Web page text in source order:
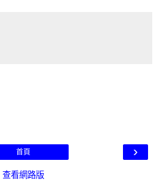
›
首頁
查看網路版